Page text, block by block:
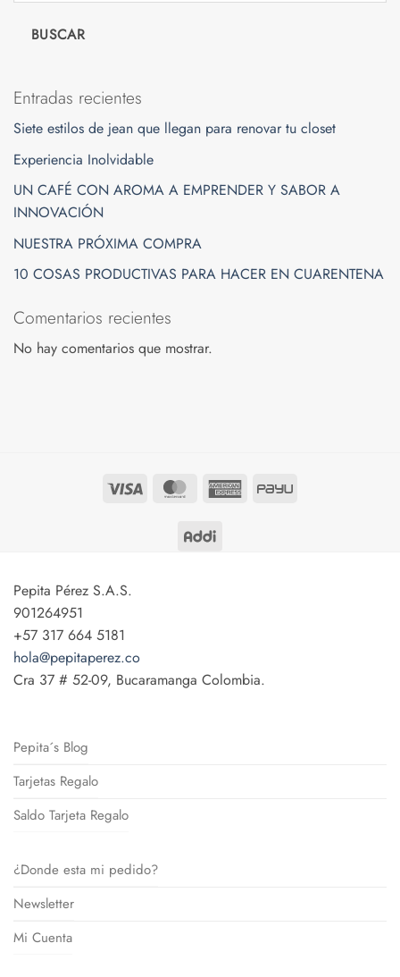
BUSCAR
Entradas recientes
Siete estilos de jean que llegan para renovar tu closet
Experiencia Inolvidable
UN CAFÉ CON AROMA A EMPRENDER Y SABOR A
INNOVACIÓN
NUESTRA PRÓXIMA COMPRA
10 COSAS PRODUCTIVAS PARA HACER EN CUARENTENA
Comentarios recientes
No hay comentarios que mostrar.
Visa MasterCardAmericanPayU
Pepita Pérez S.A.S.
901264951
+57 317 664 5181
hola@pepitaperez.co
Cra 37 # 52-09, Bucaramanga Colombia.
Pepita´s Blog
Tarjetas Regalo
Saldo Tarjeta Regalo
¿Donde esta mi pedido?
Newsletter
Mi Cuenta